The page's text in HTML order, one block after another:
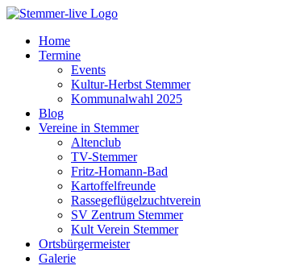
Home
Termine
Events
Kultur-Herbst Stemmer
Kommunalwahl 2025
Blog
Vereine in Stemmer
Altenclub
TV-Stemmer
Fritz-Homann-Bad
Kartoffelfreunde
Rassegeflügelzuchtverein
SV Zentrum Stemmer
Kult Verein Stemmer
Ortsbürgermeister
Galerie